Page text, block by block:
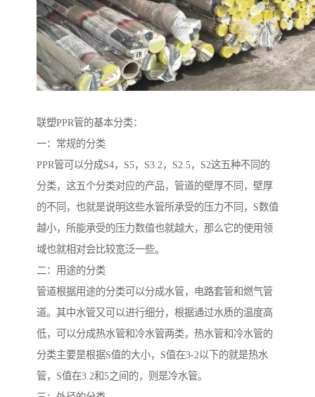
联塑PPR管的基本分类：
一：常规的分类
PPR管可以分成S4，S5，S3.2，S2.5，S2这五种不同的
分类，这五个分类对应的产品，管道的壁厚不同，壁厚
的不同，也就是说明这些水管所承受的压力不同，S数值
越小，所能承受的压力数值也就越大，那么它的使用领
域也就相对会比较宽泛一些。
二：用途的分类
管道根据用途的分类可以分成水管，电路套管和燃气管
道。其中水管又可以进行细分，根据通过水质的温度高
低，可以分成热水管和冷水管两类，热水管和冷水管的
分类主要是根据S值的大小，S值在3-2以下的就是热水
管，S值在3.2和5之间的，则是冷水管。